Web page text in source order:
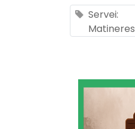
Servei:
Matineres